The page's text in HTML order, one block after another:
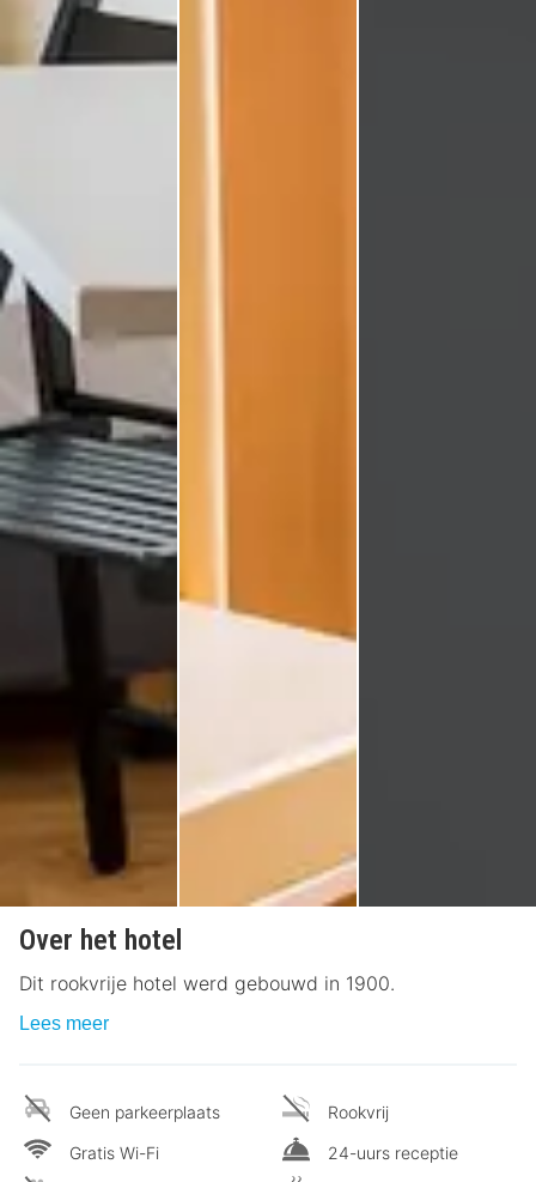
Over het hotel
Dit rookvrije hotel werd gebouwd in 1900.
Lees meer
Geen parkeerplaats
Gratis Wi-Fi
Rookvrij
24-uurs receptie